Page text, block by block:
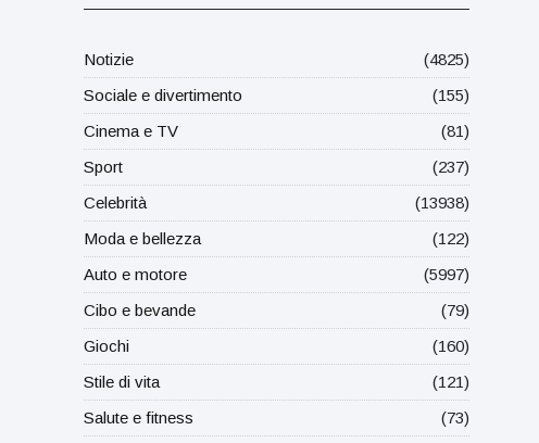
Notizie
(4825)
Sociale e divertimento
(155)
Cinema e TV
(81)
Sport
(237)
Celebrità
(13938)
Moda e bellezza
(122)
Auto e motore
(5997)
Cibo e bevande
(79)
Giochi
(160)
Stile di vita
(121)
Salute e fitness
(73)